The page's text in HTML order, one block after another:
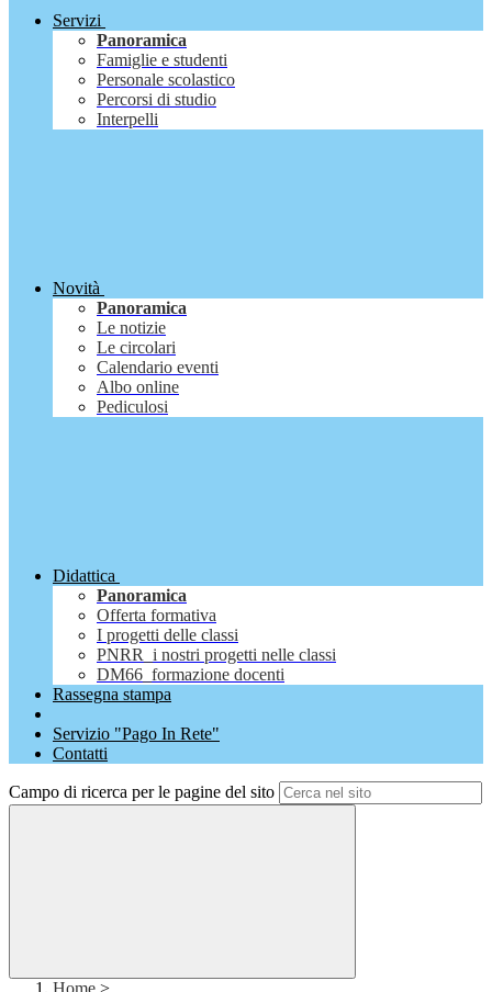
Servizi
Panoramica
Famiglie e studenti
Personale scolastico
Percorsi di studio
Interpelli
Novità
Panoramica
Le notizie
Le circolari
Calendario eventi
Albo online
Pediculosi
Didattica
Panoramica
Offerta formativa
I progetti delle classi
PNRR_i nostri progetti nelle classi
DM66_formazione docenti
Rassegna stampa
Servizio "Pago In Rete"
Contatti
Campo di ricerca per le pagine del sito